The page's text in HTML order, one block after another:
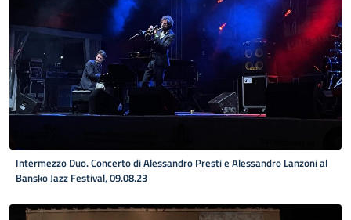
Intermezzo Duo. Concerto di Alessandro Presti e Alessandro Lanzoni al
Bansko Jazz Festival, 09.08.23